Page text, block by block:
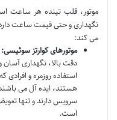
موتور، قلب تپنده هر ساعت
نگهداری و حتی قیمت ساعت
می کند:
موتورهای کوارتز سوئیسی:
دقت بالا، نگهداری
استفاده روزمره و
هستند، ایده آل می
سرویس دارند و تنها
است.